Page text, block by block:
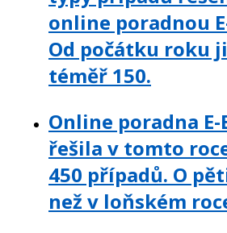
online poradnou
Od počátku roku
téměř 150.
Online poradna E-
řešila v tomto
450 případů. O
než v loňském